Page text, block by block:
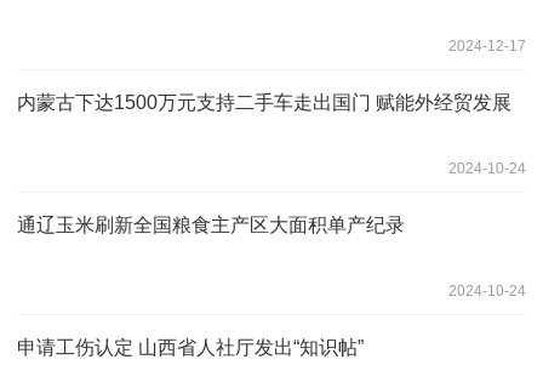
2024-12-17
内蒙古下达1500万元支持二手车走出国门 赋能外经贸发展
2024-10-24
通辽玉米刷新全国粮食主产区大面积单产纪录
2024-10-24
申请工伤认定 山西省人社厅发出“知识帖”